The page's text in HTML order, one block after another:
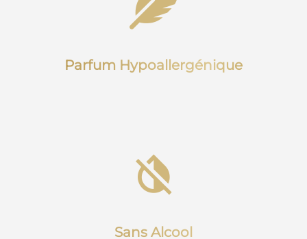
Parfum Hypoallergénique
Sans Alcool